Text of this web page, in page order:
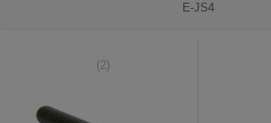
E-JS4
(2)